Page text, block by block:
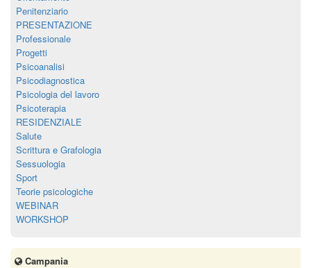
Penitenziario
PRESENTAZIONE
Professionale
Progetti
Psicoanalisi
Psicodiagnostica
Psicologia del lavoro
Psicoterapia
RESIDENZIALE
Salute
Scrittura e Grafologia
Sessuologia
Sport
Teorie psicologiche
WEBINAR
WORKSHOP
Campania